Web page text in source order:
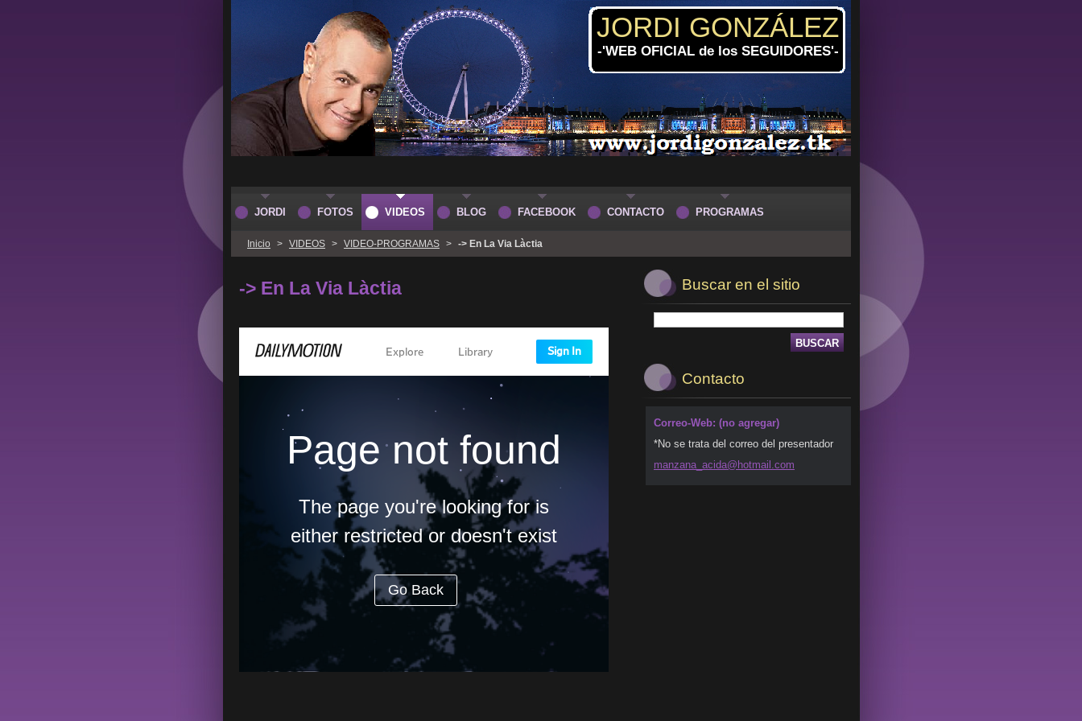
JORDI GONZÁLEZ
-'WEB OFICIAL de los SEGUIDORES'-
Inicio > VIDEOS > VIDEO-PROGRAMAS > -> En La Via Làctia
-> En La Via Làctia Buscar en el sitio
Contacto
Correo-Web: (no agregar)
*No se trata del correo del presentador
manzana_ acida@hotmail.com
JORDI FOTOS VIDEOS BLOG FACEBOOK CONTACTO PROGRAMAS